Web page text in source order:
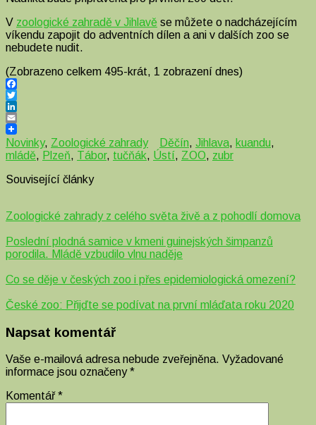
V zoologické zahradě v Jihlavě se můžete o nadcházejícím
víkendu zapojit do adventních dílen a ani v dalších zoo se
nebudete nudit.
(Zobrazeno celkem 495-krát, 1 zobrazení dnes)
Facebook
Twitter
LinkedIn
Email
Novinky, Zoologické zahrady Děčín, Jihlava, kuandu,
mládě, Plzeň, Tábor, tučňák, Ústí, ZOO, zubr
Související články
Zoologické zahrady z celého světa živě a z pohodlí domova
Poslední plodná samice v kmeni guinejských šimpanzů
porodila. Mládě vzbudilo vlnu naděje
Co se děje v českých zoo i přes epidemiologická omezení?
České zoo: Přijďte se podívat na první mláďata roku 2020
Napsat komentář
Vaše e-mailová adresa nebude zveřejněna. Vyžadované
informace jsou označeny*
Komentář*